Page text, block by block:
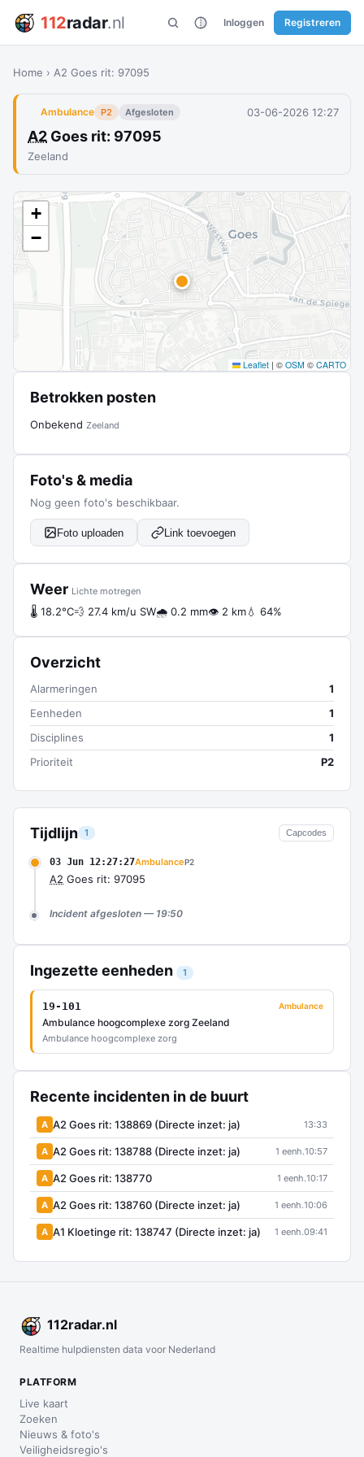
112radar.nl Inloggen Registreren
Home › A2 Goes rit: 97095
Ambulance P2 Afgesloten 03-06-2026 12:27
A2 Goes rit: 97095
Zeeland
Tijdlijn 1 Capcodes
03 Jun 12:27:27AmbulanceP2
A2 Goes rit: 97095
Incident afgesloten — 19:50
Ingezette eenheden 1
19-101 Ambulance
Ambulance hoogcomplexe zorg Zeeland
Ambulance hoogcomplexe zorg
Recente incidenten in de buurt
A A2 Goes rit: 138869 (Directe inzet: ja) 13:33
A A2 Goes rit: 138788 (Directe inzet: ja) 1 eenh.10:57
A A2 Goes rit: 138770 1 eenh.10:17
A A2 Goes rit: 138760 (Directe inzet: ja) 1 eenh.10:06
A A1 Kloetinge rit: 138747 (Directe inzet: ja) 1 eenh.09:41
+
−
Leaflet | © OSM © CARTO
Betrokken posten
Onbekend Zeeland
Foto's & media
Nog geen foto's beschikbaar.
Foto uploaden Link toevoegen
Weer Lichte motregen
🌡 18.2°C💨 27.4 km/u SW🌧 0.2 mm👁 2 km💧 64%
Overzicht
Alarmeringen
1
Eenheden
1
Disciplines
1
Prioriteit
P2
112radar.nl
Realtime hulpdiensten data voor Nederland
PLATFORM
Live kaart
Zoeken
Nieuws & foto's
Veiligheidsregio's